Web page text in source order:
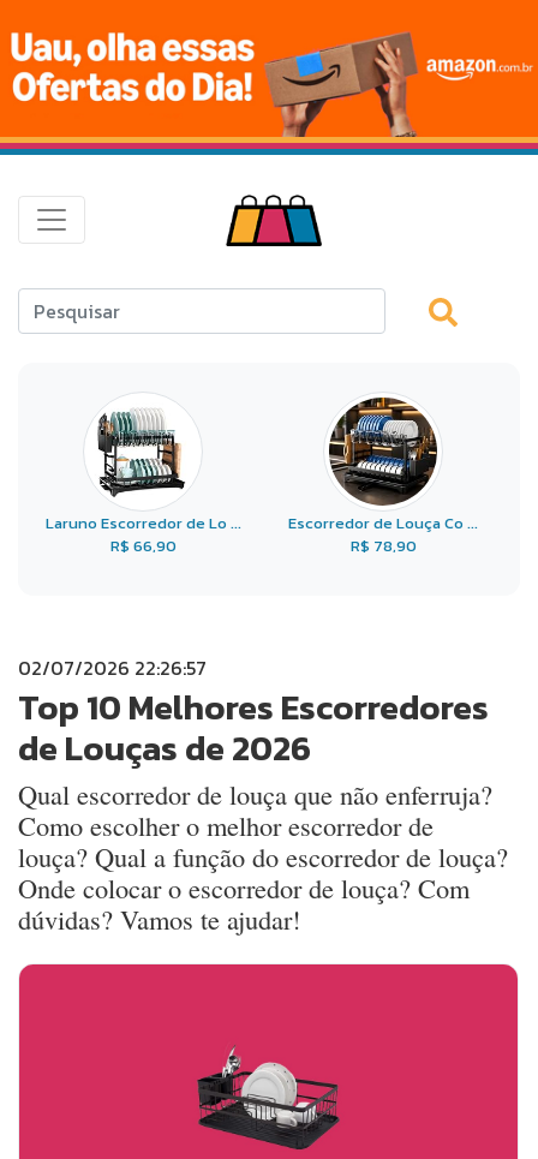
Laruno Escorredor de Lo ...
R$ 66,90
Escorredor de Louça Co ...
R$ 78,90
02/07/2026 22:26:57
Top 10 Melhores Escorredores
de Louças de 2026
Qual escorredor de louça que não enferruja?
Como escolher o melhor escorredor de
louça? Qual a função do escorredor de louça?
Onde colocar o escorredor de louça? Com
dúvidas? Vamos te ajudar!